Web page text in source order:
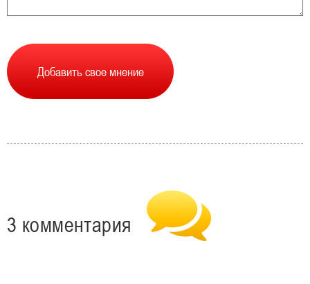
3 комментария